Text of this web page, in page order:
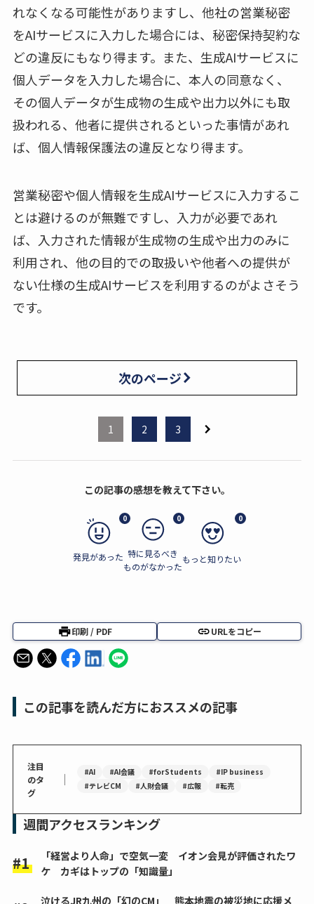
れなくなる可能性がありますし、他社の営業秘密
をAIサービスに入力した場合には、秘密保持契約な
どの違反にもなり得ます。また、生成AIサービスに
個人データを入力した場合に、本人の同意なく、
その個人データが生成物の生成や出力以外にも取
扱われる、他者に提供されるといった事情があれ
ば、個人情報保護法の違反となり得ます。
営業秘密や個人情報を生成AIサービスに入力するこ
とは避けるのが無難ですし、入力が必要であれ
ば、入力された情報が生成物の生成や出力のみに
利用され、他の目的での取扱いや他者への提供が
ない仕様の生成AIサービスを利用するのがよさそう
です。
次のページ
1 2 3
この記事の感想を教えて下さい。
0
発見があった
0
特に見るべき
ものがなかった
0
もっと知りたい
印刷 / PDF URLをコピー
この記事を読んだ方におススメの記事
注目
のタ
グ
｜ #AI #AI会議 #forStudents
#IP business
#テレビCM
#人財会議 #広報 #転売
週間アクセスランキング
「経営より人命」で空気一変 イオン会見が評価されたワ
ケ カギはトップの「知識量」
泣けるJR九州の「幻のCM」 熊本地震の被災地に応援メ